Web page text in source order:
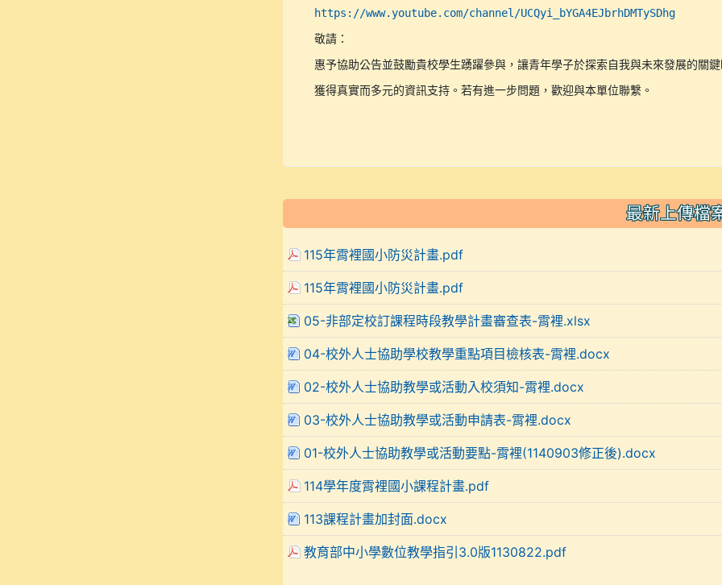
https://www.youtube.com/channel/UCQyi_bYGA4EJbrhDMTySDhg
敬請：
惠予協助公告並鼓勵貴校學生踴躍參與，讓青年學子於探索自我與未來發展的關鍵
獲得真實而多元的資訊支持。若有進一步問題，歡迎與本單位聯繫。
最新上傳檔
115年霄裡國小防災計畫.pdf
115年霄裡國小防災計畫.pdf
05-非部定校訂課程時段教學計畫審查表-霄裡.xlsx
04-校外人士協助學校教學重點項目檢核表-霄裡.docx
02-校外人士協助教學或活動入校須知-霄裡.docx
03-校外人士協助教學或活動申請表-霄裡.docx
01-校外人士協助教學或活動要點-霄裡(1140903修正後).docx
114學年度霄裡國小課程計畫.pdf
113課程計畫加封面.docx
教育部中小學數位教學指引3.0版1130822.pdf